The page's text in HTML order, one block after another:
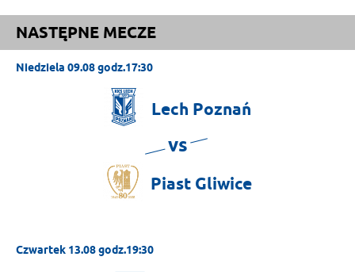
NASTĘPNE MECZE
Niedziela 09.08 godz.17:30
Lech Poznań
vs
Piast Gliwice
Czwartek 13.08 godz.19:30